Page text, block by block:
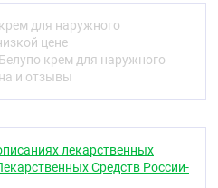
Эпштейна-Барр.
возбудителя
в
фосфорелирует
Последний
ДНК- полимеразой,
новых вирусов. Таким
для наружного
цене
крем для наружного
и отзывы
лекарственных
Средств России-